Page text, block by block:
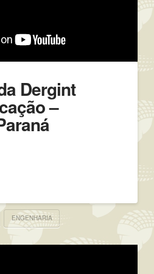
Dergint
–
ENGENHARIA